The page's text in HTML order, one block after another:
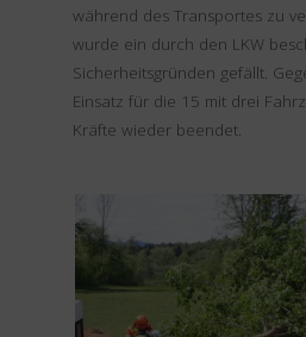
während des Transportes zu
wurde ein durch den LKW
Sicherheitsgründen gefällt.
Einsatz für die 15 mit drei
Kräfte wieder beendet.